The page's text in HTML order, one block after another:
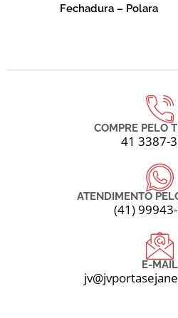
Fechadura – Polara
COMPRE PELO
41 3387-
ATENDIMENTO
(41)
E-MAIL